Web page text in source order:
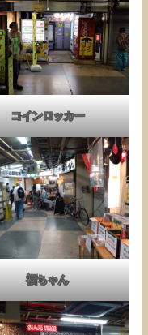
コインロッカー
福ちゃん